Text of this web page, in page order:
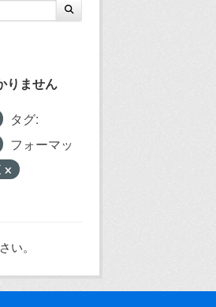
りません
タグ:
フォーマッ
い。